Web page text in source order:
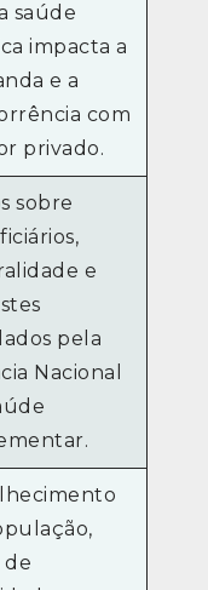
saúde
impacta a
e a
com
privado.
sobre
e
pela
Nacional
de